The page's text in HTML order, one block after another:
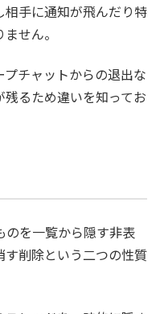
手に通知が飛んだり特
せん。
チャットからの退出な
るため違いを知ってお
のを一覧から隠す非表
削除という二つの性質